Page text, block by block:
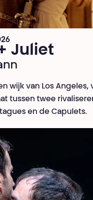
Juliet
wijk van Los
tussen twee
en de Capulets.